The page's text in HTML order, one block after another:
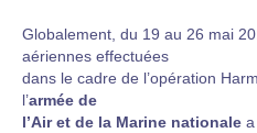
Globalement, du 19 au 26 mai
aériennes effectuées
dans le cadre de l’opération
l’armée de
l’Air et de la Marine nationale